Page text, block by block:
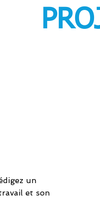
un
et son